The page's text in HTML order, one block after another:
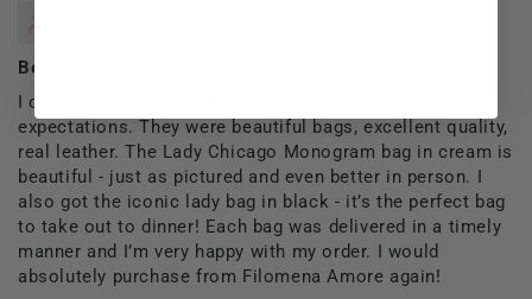
Beautiful Bags
I ordered 2 bags from Filomena and they exceeded my
expectations. They were beautiful bags, excellent quality,
real leather. The Lady Chicago Monogram bag in cream is
beautiful - just as pictured and even better in person. I
also got the iconic lady bag in black - it’s the perfect bag
to take out to dinner! Each bag was delivered in a timely
manner and I’m very happy with my order. I would
absolutely purchase from Filomena Amore again!